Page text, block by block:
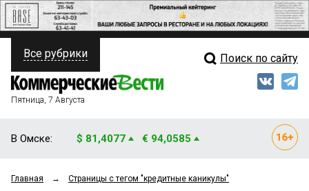
ПОЛИТИКА
ФИНАНСЫ
ОБЩЕСТВО
Свежий выпуск
Мнения
Все рубрики Поиск по сайту
Пятница, 7 Августа
В Омске: $ 81,4077 € 94,0585
Главная → Страницы c тегом "кредитные каникулы"